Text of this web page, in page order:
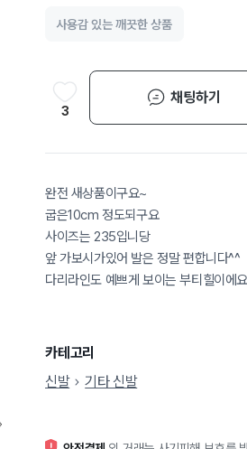
사용감 있는 깨끗한 상품
3
채팅하기
완전 새상품이구요~
굽은10cm 정도되구요
사이즈는 235입니당
앞 가보시가있어 발은 정말 편합니다^^
다리라인도 예쁘게 보이는 부티힐이에
카테고리
신발
기타 신발